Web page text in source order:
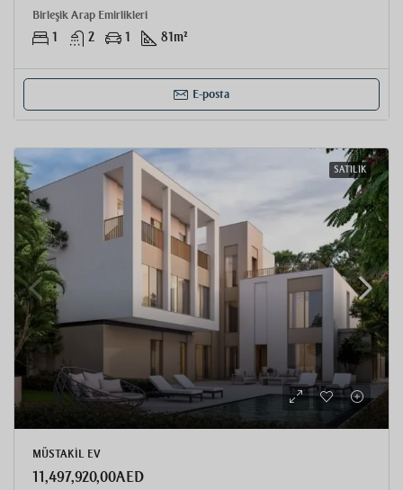
Birleşik Arap Emirlikleri
1 2 1 81m²
E-posta
SATILIK
MÜSTAKIL EV
11,497,920,00AED